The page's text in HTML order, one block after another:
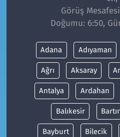
Görüş
Doğumu: 6:50,
Adana Adıyaman
Ağrı Aksaray
Antalya Ardahan
Balıkesir
Bayburt Bilecik